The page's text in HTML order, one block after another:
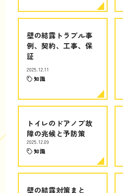
壁の結露トラブル事
例、契約、工事、保
証
2025.12.11
知識
トイレのドアノブ故
障の兆候と予防策
2025.12.09
知識
壁の結露対策まと